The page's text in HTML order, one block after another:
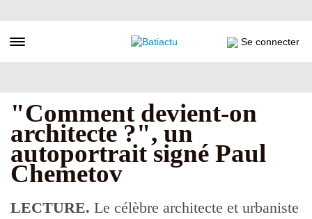
au
principal
Toggle navigation Se connecter
"Comment devient-on
architecte ?", un
autoportrait signé Paul
Chemetov
LECTURE. Le célèbre architecte et urbaniste